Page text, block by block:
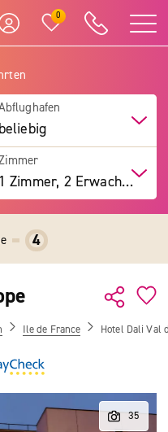
0
beliebig
1 Zimmer, 2 Erwachsene
4
Ile de France Hotel Dali Val